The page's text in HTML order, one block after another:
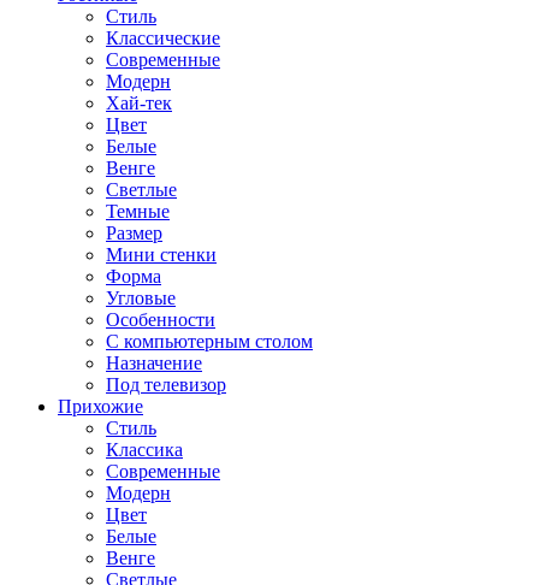
Стиль
Классические
Современные
Модерн
Хай-тек
Цвет
Белые
Венге
Светлые
Темные
Размер
Мини стенки
Форма
Угловые
Особенности
С компьютерным столом
Назначение
Под телевизор
Прихожие
Стиль
Классика
Современные
Модерн
Цвет
Белые
Венге
Светлые